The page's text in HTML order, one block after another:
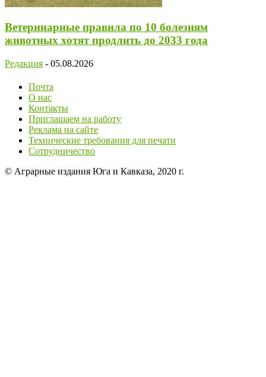
Ветеринарные правила по 10 болезням
животных хотят продлить до 2033 года
Редакция - 05.08.2026
Почта
О нас
Контакты
Приглашаем на работу
Реклама на сайте
Технические требования для печати
Сотрудничество
© Аграрные издания Юга и Кавказа, 2020 г.